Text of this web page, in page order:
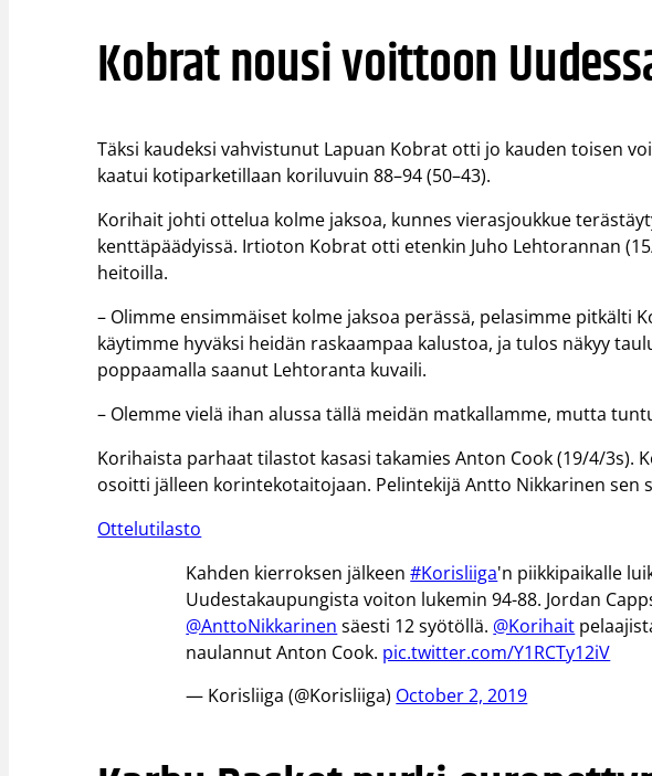
Kobrat nousi voittoon
Täksi kaudeksi vahvistunut Lapuan Kobrat otti jo kauden toisen
kaatui kotiparketillaan koriluvuin 88–94 (50–43).
Korihait johti ottelua kolme jaksoa, kunnes vierasjoukkue
kenttäpäädyissä. Irtioton Kobrat otti etenkin Juho Lehtorannan
heitoilla.
– Olimme ensimmäiset kolme jaksoa perässä, pelasimme pitkälti
käytimme hyväksi heidän raskaampaa kalustoa, ja tulos näkyy
poppaamalla saanut Lehtoranta kuvaili.
– Olemme vielä ihan alussa tällä meidän matkallamme, mutta
Korihaista parhaat tilastot kasasi takamies Anton Cook (19/4/3s).
osoitti jälleen korintekotaitojaan. Pelintekijä Antto Nikkarinen sen
Ottelutilasto
Kahden kierroksen jälkeen#Korisliiga'n piikkipaikalle
Uudestakaupungista voiton lukemin 94-88. Jordan
@AnttoNikkarinen säesti 12 syötöllä. @Korihait
naulannut Anton Cook. pic.twitter.com/Y1RCTy12iV
— Korisliiga (@Korisliiga) October 2, 2019